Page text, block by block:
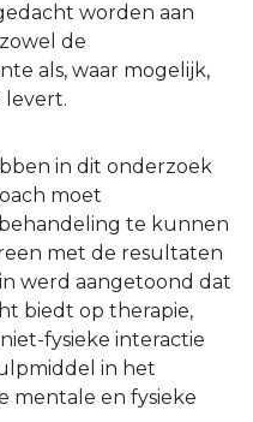
worden aan
de
als, waar mogelijk,
levert.
in dit onderzoek
moet
te kunnen
met de resultaten
werd aangetoond dat
biedt op therapie,
fysieke interactie
in het
mentale en fysieke